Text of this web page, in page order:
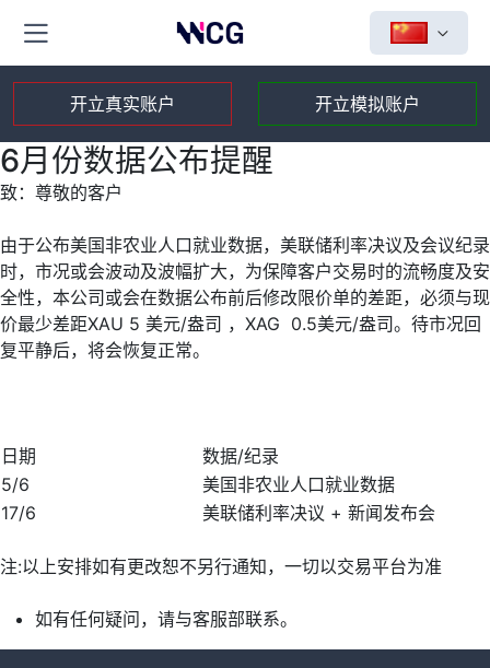
开立真实账户 开立模拟账户
6月份数据公布提醒
致：尊敬的客户
由于公布美国非农业人口就业数据，美联储利率决议及会议纪录
时，市况或会波动及波幅扩大，为保障客户交易时的流畅度及安
全性，本公司或会在数据公布前后修改限价单的差距，必须与现
价最少差距XAU 5 美元/盎司 ，XAG 0.5美元/盎司。待市况回
复平静后，将会恢复正常。
日期
数据/纪录
5/6
美国非农业人口就业数据
17/6
美联储利率决议 + 新闻发布会
注:以上安排如有更改恕不另行通知，一切以交易平台为准
如有任何疑问，请与客服部联系。